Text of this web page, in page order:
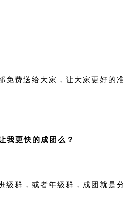
免费送给大家，让大家更好的
我更快的成团么？
级群，或者年级群，成团就是